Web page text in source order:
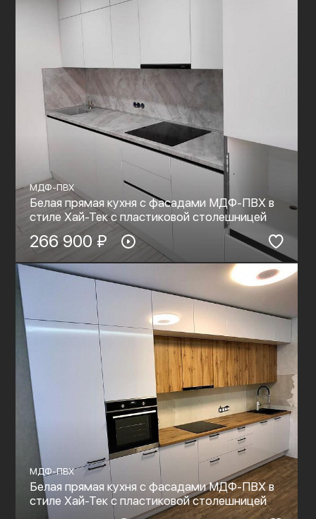
МДФ-ПВХ
Белая прямая кухня с фасадами МДФ-ПВХ в
стиле Хай-Тек с пластиковой столешницей
266 900 ₽
МДФ-ПВХ
Белая прямая кухня с фасадами МДФ-ПВХ в
стиле Хай-Тек с пластиковой столешницей